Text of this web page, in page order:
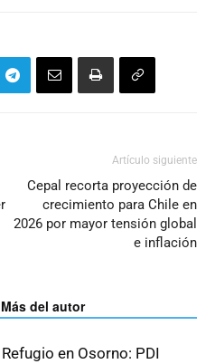
Artículo siguiente
Cepal recorta proyección de
crecimiento para Chile en
2026 por mayor tensión global
e inflación
Más del autor
en Osorno: PDI